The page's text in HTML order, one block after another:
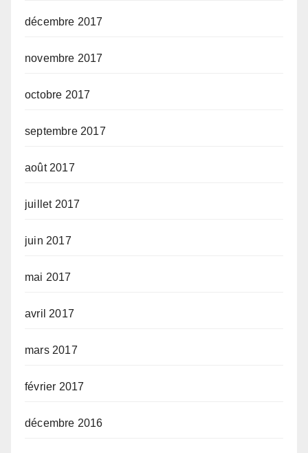
décembre 2017
novembre 2017
octobre 2017
septembre 2017
août 2017
juillet 2017
juin 2017
mai 2017
avril 2017
mars 2017
février 2017
décembre 2016